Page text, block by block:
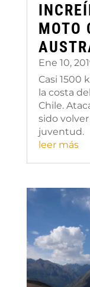
MOTO
Ene 10,
Casi 1500
la costa
Chile.
sido
juventud.
leer más